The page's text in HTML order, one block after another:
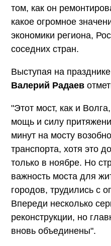
том, как он
какое огромное
экономики региона,
соседних стран.
Выступая на
Валерий Радаев
"Этот мост, как и
мощь и силу
минут на мосту
транспорта, хотя это
только в ноябре. Но
важность моста для
городов, трудились с
Впереди несколько
реконструкции, но
вновь объединены".